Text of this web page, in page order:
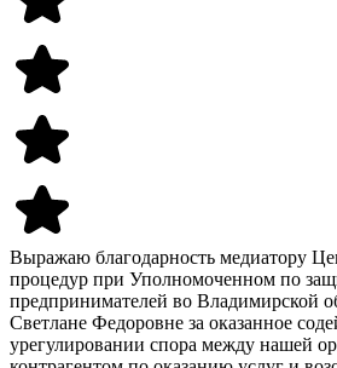
Выражаю благодарность медиатору
процедур при Уполномоченном по
предпринимателей во Владимирской
Светлане Федоровне за оказанное
урегулировании спора между нашей